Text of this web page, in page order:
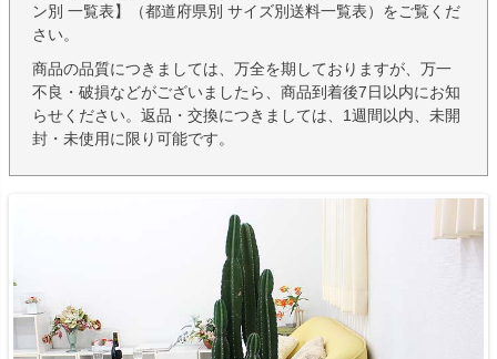
ン別 一覧表】（都道府県別 サイズ別送料一覧表）をご覧くだ
さい。
商品の品質につきましては、万全を期しておりますが、万一
不良・破損などがございましたら、商品到着後7日以内にお知
らせください。返品・交換につきましては、1週間以内、未開
封・未使用に限り可能です。